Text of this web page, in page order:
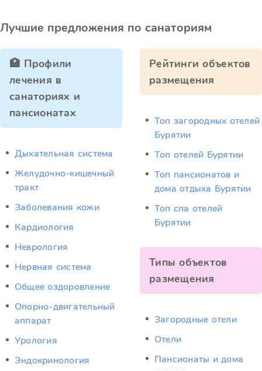
Лучшие предложения по санаториям
🏥 Профили
лечения в
санаториях и
пансионатах
Дыхательная система
Желудочно-кишечный
тракт
Заболевания кожи
Кардиология
Неврология
Нервная система
Общее оздоровление
Опорно-двигательный
аппарат
Урология
Эндокринология
Рейтинги объектов
размещения
Топ загородных отелей
Бурятии
Топ отелей Бурятии
Топ пансионатов и
дома отдыха Бурятии
Топ спа отелей
Бурятии
Типы объектов
размещения
Загородные отели
Отели
Пансионаты и дома